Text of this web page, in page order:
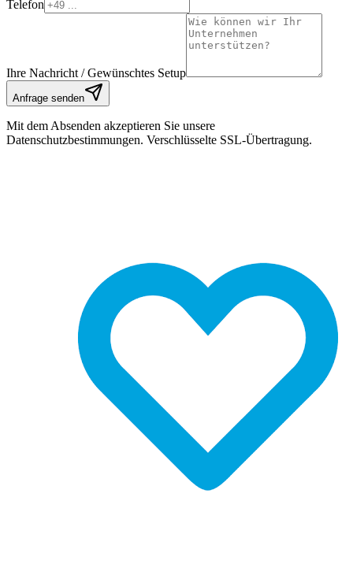
Telefon
Ihre Nachricht / Gewünschtes Setup
Anfrage senden
Mit dem Absenden akzeptieren Sie unsere
Datenschutzbestimmungen. Verschlüsselte SSL-Übertragung.